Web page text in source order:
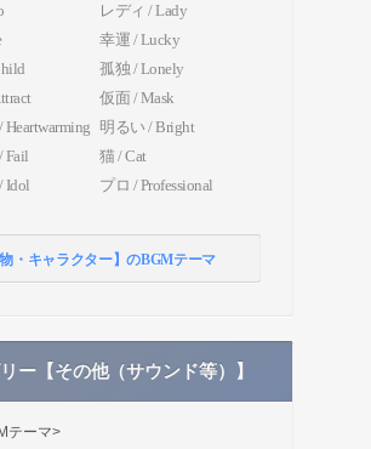
レディ / Lady
幸運 / Lucky
孤独 / Lonely
仮面 / Mask
明るい / Bright
Fail
猫 / Cat
Idol
プロ / Professional
物・キャラクター】のBGMテーマ
ー【その他（サウンド等）】
テーマ>